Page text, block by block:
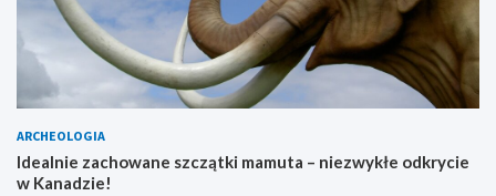
ARCHEOLOGIA
Idealnie zachowane szczątki mamuta – niezwykłe odkrycie
w Kanadzie!